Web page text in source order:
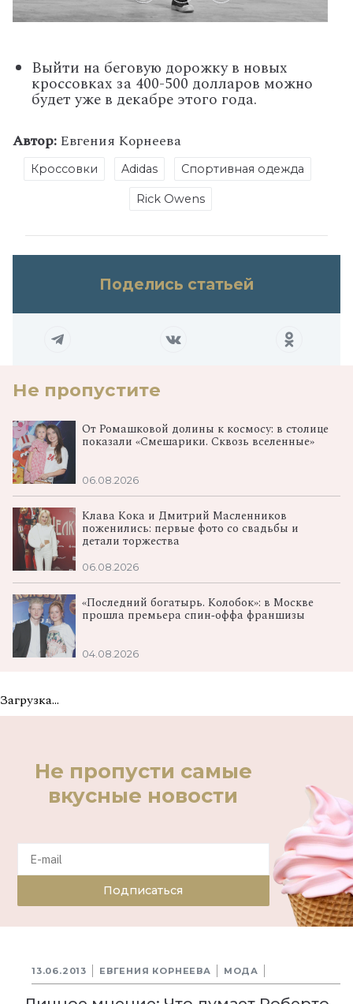
Выйти на беговую дорожку в новых
кроссовках за 400-500 долларов можно
будет уже в декабре этого года.
Автор:Евгения Корнеева
Кроссовки Adidas Спортивная одежда
Rick Owens
Поделись статьей
Не пропустите
От Ромашковой долины к космосу: в столице
показали «Смешарики. Сквозь вселенные»
06.08.2026
Клава Кока и Дмитрий Масленников
поженились: первые фото со свадьбы и
детали торжества
06.08.2026
«Последний богатырь. Колобок»: в Москве
прошла премьера спин‑оффа франшизы
04.08.2026
Загрузка...
Не пропусти самые
вкусные новости
Подписаться
13.06.2013 ЕВГЕНИЯ КОРНЕЕВА МОДА